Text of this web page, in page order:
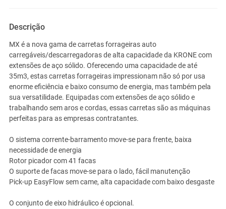
Descrição
MX é a nova gama de carretas forrageiras auto
carregáveis/descarregadoras de alta capacidade da KRONE com
extensões de aço sólido. Oferecendo uma capacidade de até
35m3, estas carretas forrageiras impressionam não só por usa
enorme eficiência e baixo consumo de energia, mas também pela
sua versatilidade. Equipadas com extensões de aço sólido e
trabalhando sem aros e cordas, essas carretas são as máquinas
perfeitas para as empresas contratantes.
O sistema corrente-barramento move-se para frente, baixa
necessidade de energia
Rotor picador com 41 facas
O suporte de facas move-se para o lado, fácil manutenção
Pick-up EasyFlow sem came, alta capacidade com baixo desgaste
O conjunto de eixo hidráulico é opcional.